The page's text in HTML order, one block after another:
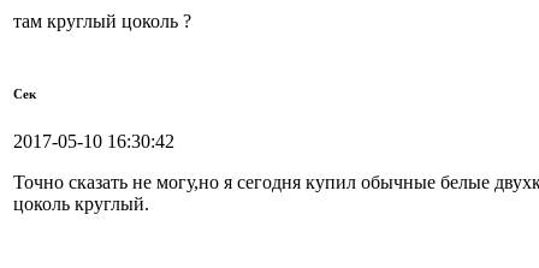
там круглый цоколь ?
Сек
2017-05-10 16:30:42
Точно сказать не могу,но я сегодня купил обычные белые
цоколь круглый.